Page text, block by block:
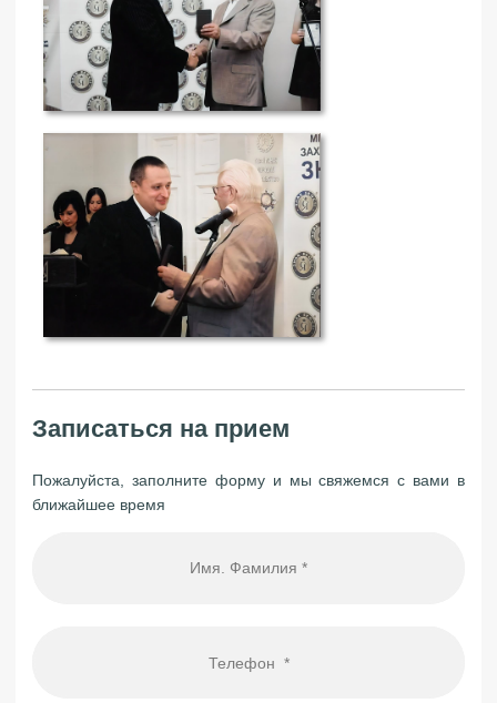
Записаться на прием
Пожалуйста, заполните форму и мы свяжемся с вами в
ближайшее время